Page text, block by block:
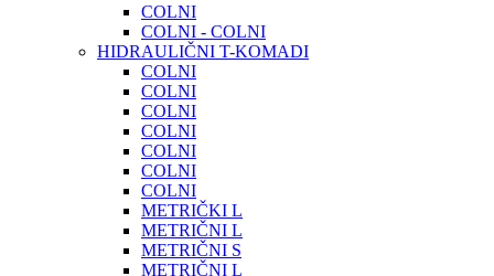
COLNI
COLNI - COLNI
HIDRAULIČNI T-KOMADI
COLNI
COLNI
COLNI
COLNI
COLNI
COLNI
COLNI
METRIČKI L
METRIČNI L
METRIČNI S
METRIČNI L